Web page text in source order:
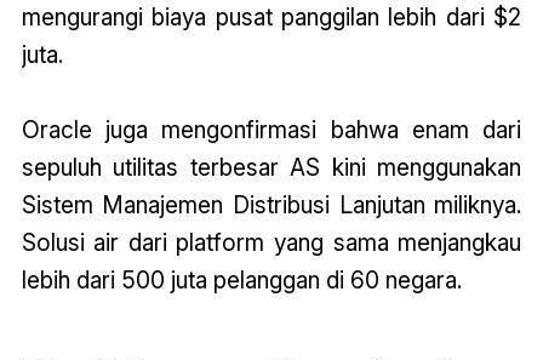
mengurangi biaya pusat panggilan lebih dari $2
juta.
Oracle juga mengonfirmasi bahwa enam dari
sepuluh utilitas terbesar AS kini menggunakan
Sistem Manajemen Distribusi Lanjutan miliknya.
Solusi air dari platform yang sama menjangkau
lebih dari 500 juta pelanggan di 60 negara.